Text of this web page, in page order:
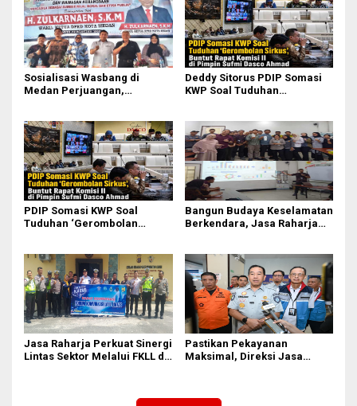
Sosialisasi Wasbang di
Medan Perjuangan,
Anak
Deddy Sitorus PDIP Somasi
KWP Soal Tuduhan
Sufmi Dasco Ahmad
PDIP Somasi KWP Soal
Tuduhan ‘Gerombolan
Ahmad
Bangun Budaya Keselamatan
Berkendara, Jasa Raharja
Jasa Raharja Perkuat Sinergi
Lintas Sektor Melalui FKLL di
Pastikan Pekayanan
Maksimal, Direksi Jasa